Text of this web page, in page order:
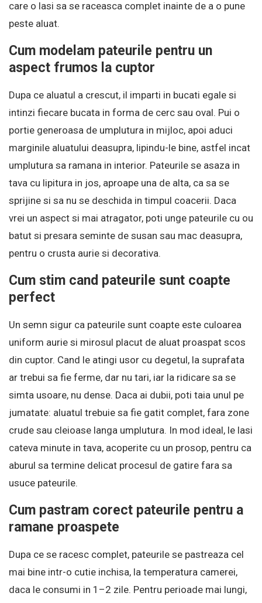
care o lasi sa se raceasca complet inainte de a o pune
peste aluat.
Cum modelam pateurile pentru un
aspect frumos la cuptor
Dupa ce aluatul a crescut, il imparti in bucati egale si
intinzi fiecare bucata in forma de cerc sau oval. Pui o
portie generoasa de umplutura in mijloc, apoi aduci
marginile aluatului deasupra, lipindu-le bine, astfel incat
umplutura sa ramana in interior. Pateurile se asaza in
tava cu lipitura in jos, aproape una de alta, ca sa se
sprijine si sa nu se deschida in timpul coacerii. Daca
vrei un aspect si mai atragator, poti unge pateurile cu ou
batut si presara seminte de susan sau mac deasupra,
pentru o crusta aurie si decorativa.
Cum stim cand pateurile sunt coapte
perfect
Un semn sigur ca pateurile sunt coapte este culoarea
uniform aurie si mirosul placut de aluat proaspat scos
din cuptor. Cand le atingi usor cu degetul, la suprafata
ar trebui sa fie ferme, dar nu tari, iar la ridicare sa se
simta usoare, nu dense. Daca ai dubii, poti taia unul pe
jumatate: aluatul trebuie sa fie gatit complet, fara zone
crude sau cleioase langa umplutura. In mod ideal, le lasi
cateva minute in tava, acoperite cu un prosop, pentru ca
aburul sa termine delicat procesul de gatire fara sa
usuce pateurile.
Cum pastram corect pateurile pentru a
ramane proaspete
Dupa ce se racesc complet, pateurile se pastreaza cel
mai bine intr-o cutie inchisa, la temperatura camerei,
daca le consumi in 1–2 zile. Pentru perioade mai lungi,